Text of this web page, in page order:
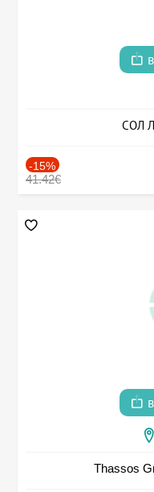
СОЛ
-15%
41.42€
Thassos